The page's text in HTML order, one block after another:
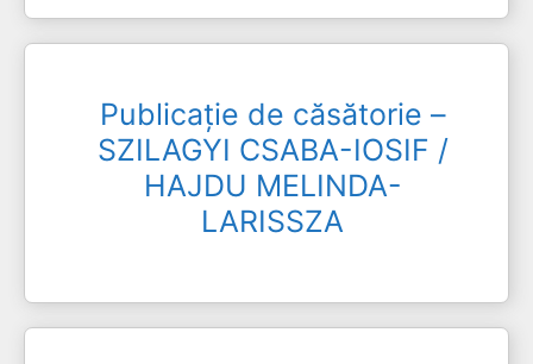
Publicație de căsătorie –
SZILAGYI CSABA-IOSIF /
HAJDU MELINDA-
LARISSZA